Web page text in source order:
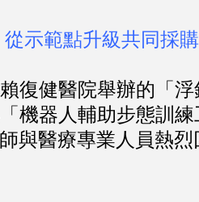
示範點升級共同採
健醫院舉辦的「浮
機器人輔助步態訓
與醫療專業人員熱